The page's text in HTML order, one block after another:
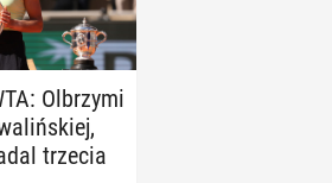
Ol­brzy­mi
trzecia